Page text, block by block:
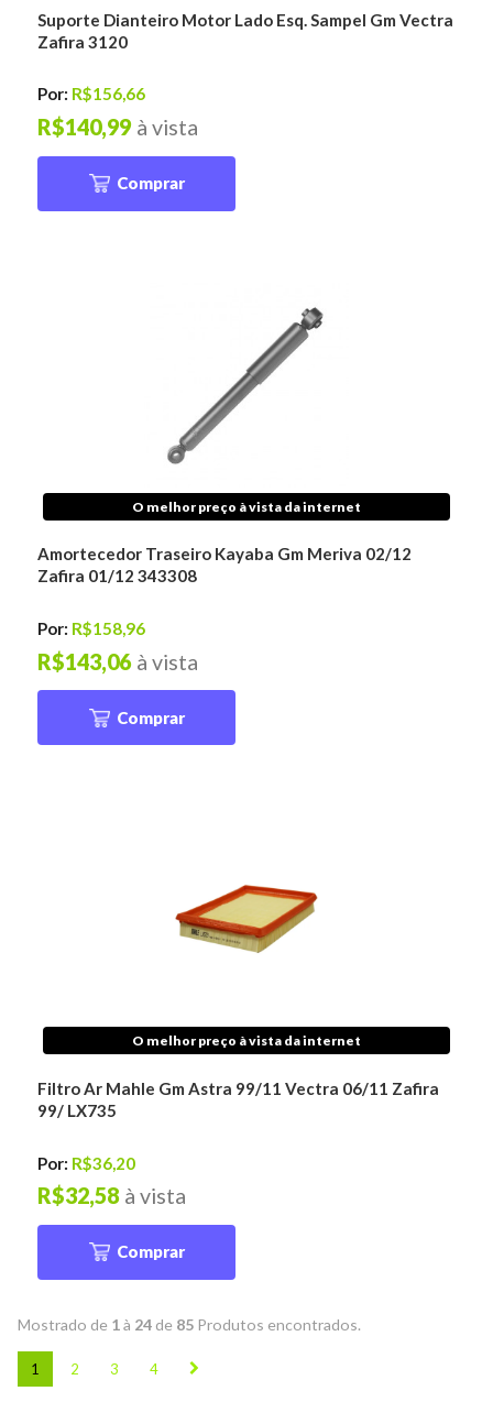
Suporte Dianteiro Motor Lado Esq. Sampel Gm Vectra
Zafira 3120
Por: R$156,66
à vista
R$140,99
Comprar
O melhor preço à vista da internet
Amortecedor Traseiro Kayaba Gm Meriva 02/12
Zafira 01/12 343308
Por: R$158,96
à vista
R$143,06
Comprar
O melhor preço à vista da internet
Filtro Ar Mahle Gm Astra 99/11 Vectra 06/11 Zafira
99/ LX735
Por: R$36,20
à vista
R$32,58
Comprar
Mostrado de 1à 24 de 85 Produtos encontrados.
1 2 3 4